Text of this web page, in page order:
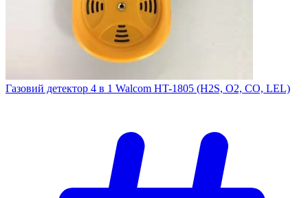
Газовий детектор 4 в 1 Walcom HT-1805 (H2S, O2, СО, LEL)